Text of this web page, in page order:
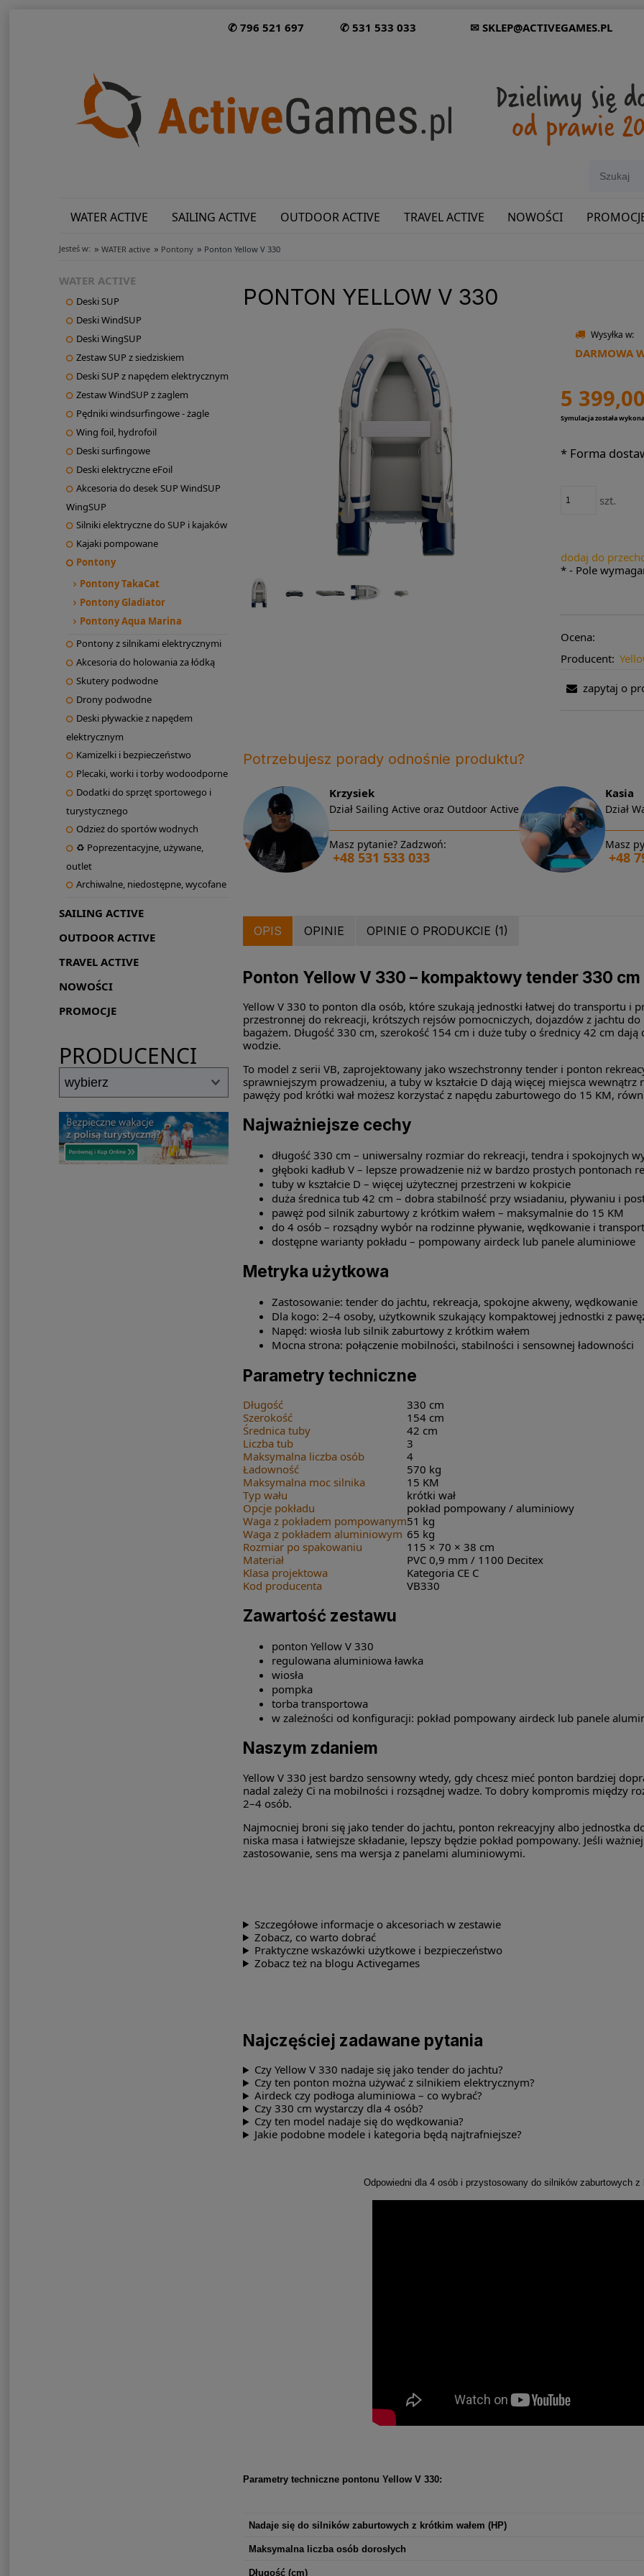
✆ 796 521 697 ✆ 531 533 033 ✉ SKLEP@ACTIVEGAMES.PL
WATER ACTIVE SAILING ACTIVE OUTDOOR ACTIVE TRAVEL ACTIVE NOWOŚCI
Jesteś w: » WATER active » Pontony » Ponton Yellow V 330
WATER ACTIVE
Deski SUP
Deski WindSUP
Deski WingSUP
Zestaw SUP z siedziskiem
Deski SUP z napędem elektrycznym
Zestaw WindSUP z żaglem
Pędniki windsurfingowe - żagle
Wing foil, hydrofoil
Deski surfingowe
Deski elektryczne eFoil
Akcesoria do desek SUP WindSUP
WingSUP
Silniki elektryczne do SUP i kajaków
Kajaki pompowane
Pontony
Pontony TakaCat
Pontony Gladiator
Pontony Aqua Marina
Pontony z silnikami elektrycznymi
Akcesoria do holowania za łódką
Skutery podwodne
Drony podwodne
Deski pływackie z napędem
elektrycznym
Kamizelki i bezpieczeństwo
Plecaki, worki i torby wodoodporne
Dodatki do sprzęt sportowego i
turystycznego
Odzież do sportów wodnych
♻ Poprezentacyjne, używane,
outlet
Archiwalne, niedostępne, wycofane
SAILING ACTIVE
OUTDOOR ACTIVE
TRAVEL ACTIVE
NOWOŚCI
PROMOCJE
PRODUCENCI
PONTON YELLOW V 330
Wysyłka w:
DARMOWA
5
Symulacja została
*Forma
szt.
dodaj do
*- Pole
Ocena:
Producent:
zapytaj o
Potrzebujesz porady odnośnie produktu?
Krzysiek
Dział Sailing Active oraz Outdoor Active
Masz pytanie? Zadzwoń:
+48 531 533 033
Kasia
Dział
Masz
+48
OPIS OPINIE OPINIE O PRODUKCIE (1)
Ponton Yellow V 330 – kompaktowy tender 330 cm
Yellow V 330 to ponton dla osób, które szukają jednostki łatwej do transportu i
przestronnej do rekreacji, krótszych rejsów pomocniczych, dojazdów z jachtu
bagażem. Długość 330 cm, szerokość 154 cm i duże tuby o średnicy 42 cm
wodzie.
To model z serii VB, zaprojektowany jako wszechstronny tender i ponton
sprawniejszym prowadzeniu, a tuby w kształcie D dają więcej miejsca
pawęży pod krótki wał możesz korzystać z napędu zaburtowego do 15 KM,
Najważniejsze cechy
długość 330 cm – uniwersalny rozmiar do rekreacji, tendra i spokojnych
głęboki kadłub V – lepsze prowadzenie niż w bardzo prostych pontonach
tuby w kształcie D – więcej użytecznej przestrzeni w kokpicie
duża średnica tub 42 cm – dobra stabilność przy wsiadaniu, pływaniu i
pawęż pod silnik zaburtowy z krótkim wałem – maksymalnie do 15 KM
do 4 osób – rozsądny wybór na rodzinne pływanie, wędkowanie i
dostępne warianty pokładu – pompowany airdeck lub panele aluminiowe
Metryka użytkowa
Zastosowanie: tender do jachtu, rekreacja, spokojne akweny, wędkowanie
Dla kogo: 2–4 osoby, użytkownik szukający kompaktowej jednostki z
Napęd: wiosła lub silnik zaburtowy z krótkim wałem
Mocna strona: połączenie mobilności, stabilności i sensownej ładowności
Parametry techniczne
Długość
330 cm
Szerokość
154 cm
Średnica tuby
42 cm
Liczba tub
3
Maksymalna liczba osób
4
Ładowność
570 kg
Maksymalna moc silnika
15 KM
Typ wału
krótki wał
Opcje pokładu
pokład pompowany / aluminiowy
Waga z pokładem pompowanym51 kg
Waga z pokładem aluminiowym 65 kg
Rozmiar po spakowaniu
115 × 70 × 38 cm
Materiał
PVC 0,9 mm / 1100 Decitex
Klasa projektowa
Kategoria CE C
Kod producenta
VB330
Zawartość zestawu
ponton Yellow V 330
regulowana aluminiowa ławka
wiosła
pompka
torba transportowa
w zależności od konfiguracji: pokład pompowany airdeck lub panele
Naszym zdaniem
Yellow V 330 jest bardzo sensowny wtedy, gdy chcesz mieć ponton bardziej
nadal zależy Ci na mobilności i rozsądnej wadze. To dobry kompromis między
2–4 osób.
Najmocniej broni się jako tender do jachtu, ponton rekreacyjny albo jednostka
niska masa i łatwiejsze składanie, lepszy będzie pokład pompowany. Jeśli
zastosowanie, sens ma wersja z panelami aluminiowymi.
Szczegółowe informacje o akcesoriach w zestawie
Zobacz, co warto dobrać
Praktyczne wskazówki użytkowe i bezpieczeństwo
Zobacz też na blogu Activegames
Najczęściej zadawane pytania
Czy Yellow V 330 nadaje się jako tender do jachtu?
Czy ten ponton można używać z silnikiem elektrycznym?
Airdeck czy podłoga aluminiowa – co wybrać?
Czy 330 cm wystarczy dla 4 osób?
Czy ten model nadaje się do wędkowania?
Jakie podobne modele i kategoria będą najtrafniejsze?
Odpowiedni dla 4 osób i przystosowany do silników zaburtowych
Parametry techniczne pontonu Yellow V 330:
Nadaje się do silników zaburtowych z krótkim wałem (HP)
Maksymalna liczba osób dorosłych
Długość (cm)